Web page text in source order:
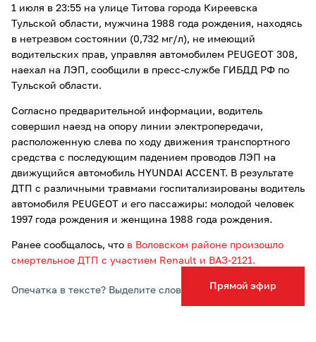
Прямой эфир
1 июля в 23:55 на улице Титова города Киреевска
Тульской области, мужчина 1988 года рождения, находясь
в нетрезвом состоянии (0,732 мг/л), не имеющий
водительских прав, управляя автомобилем PEUGEOT 308,
наехал на ЛЭП, сообщили в пресс-службе ГИБДД РФ по
Тульской области.
Согласно предварительной информации, водитель
совершил наезд на опору линии электропередачи,
расположенную слева по ходу движения транспортного
средства с последующим падением проводов ЛЭП на
движущийся автомобиль HYUNDAI ACCENT. В результате
ДТП с различными травмами госпитализированы водитель
автомобиля PEUGEOT и его пассажиры: молодой человек
1997 года рождения и женщина 1988 года рождения.
Ранее сообщалось, что в Воловском районе произошло
смертельное ДТП с участием Renault и ВАЗ-2121.
Опечатка в тексте? Выделите слово и нажмите Ctrl+Enter